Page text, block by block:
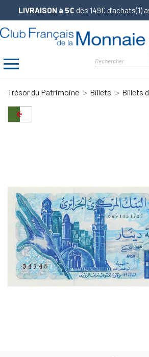
LIVRAISON à 5€ dès 149€ d’achats(1)
Trésor du Patrimoine Billets Billets